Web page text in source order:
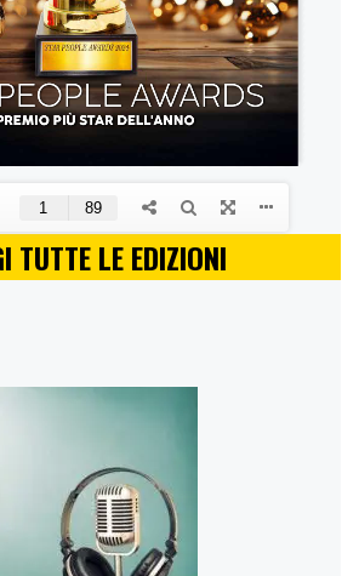
TUTTE LE EDIZIONI